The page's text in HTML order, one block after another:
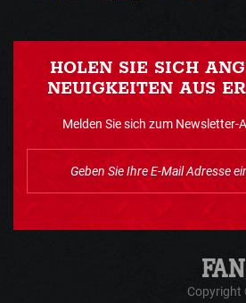
HOLEN SIE SICH
NEUIGKEITEN AUS
Melden Sie sich zum Newsletter-
Copyright